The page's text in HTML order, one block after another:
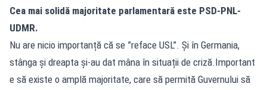
Cea mai solidă majoritate parlamentară este PSD-PNL-
UDMR.
Nu are nicio importanță că se ”reface USL”. Și în Germania,
stânga și dreapta și-au dat mâna în situații de criză.Important
e să existe o amplă majoritate, care să permită Guvernului să